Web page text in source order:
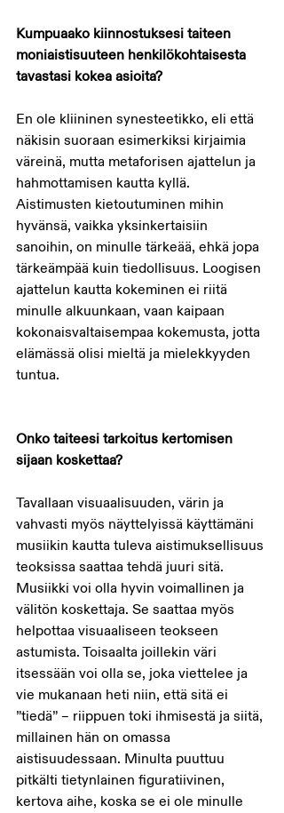
Kumpuaako kiinnostuksesi taiteen
moniaistisuuteen henkilökohtaisesta
tavastasi kokea asioita?
En ole kliininen synesteetikko, eli että
näkisin suoraan esimerkiksi kirjaimia
väreinä, mutta metaforisen ajattelun ja
hahmottamisen kautta kyllä.
Aistimusten kietoutuminen mihin
hyvänsä, vaikka yksinkertaisiin
sanoihin, on minulle tärkeää, ehkä jopa
tärkeämpää kuin tiedollisuus. Loogisen
ajattelun kautta kokeminen ei riitä
minulle alkuunkaan, vaan kaipaan
kokonaisvaltaisempaa kokemusta, jotta
elämässä olisi mieltä ja mielekkyyden
tuntua.
Onko taiteesi tarkoitus kertomisen
sijaan koskettaa?
Tavallaan visuaalisuuden, värin ja
vahvasti myös näyttelyissä käyttämäni
musiikin kautta tuleva aistimuksellisuus
teoksissa saattaa tehdä juuri sitä.
Musiikki voi olla hyvin voimallinen ja
välitön koskettaja. Se saattaa myös
helpottaa visuaaliseen teokseen
astumista. Toisaalta joillekin väri
itsessään voi olla se, joka viettelee ja
vie mukanaan heti niin, että sitä ei
”tiedä” – riippuen toki ihmisestä ja siitä,
millainen hän on omassa
aistisuudessaan. Minulta puuttuu
pitkälti tietynlainen figuratiivinen,
kertova aihe, koska se ei ole minulle